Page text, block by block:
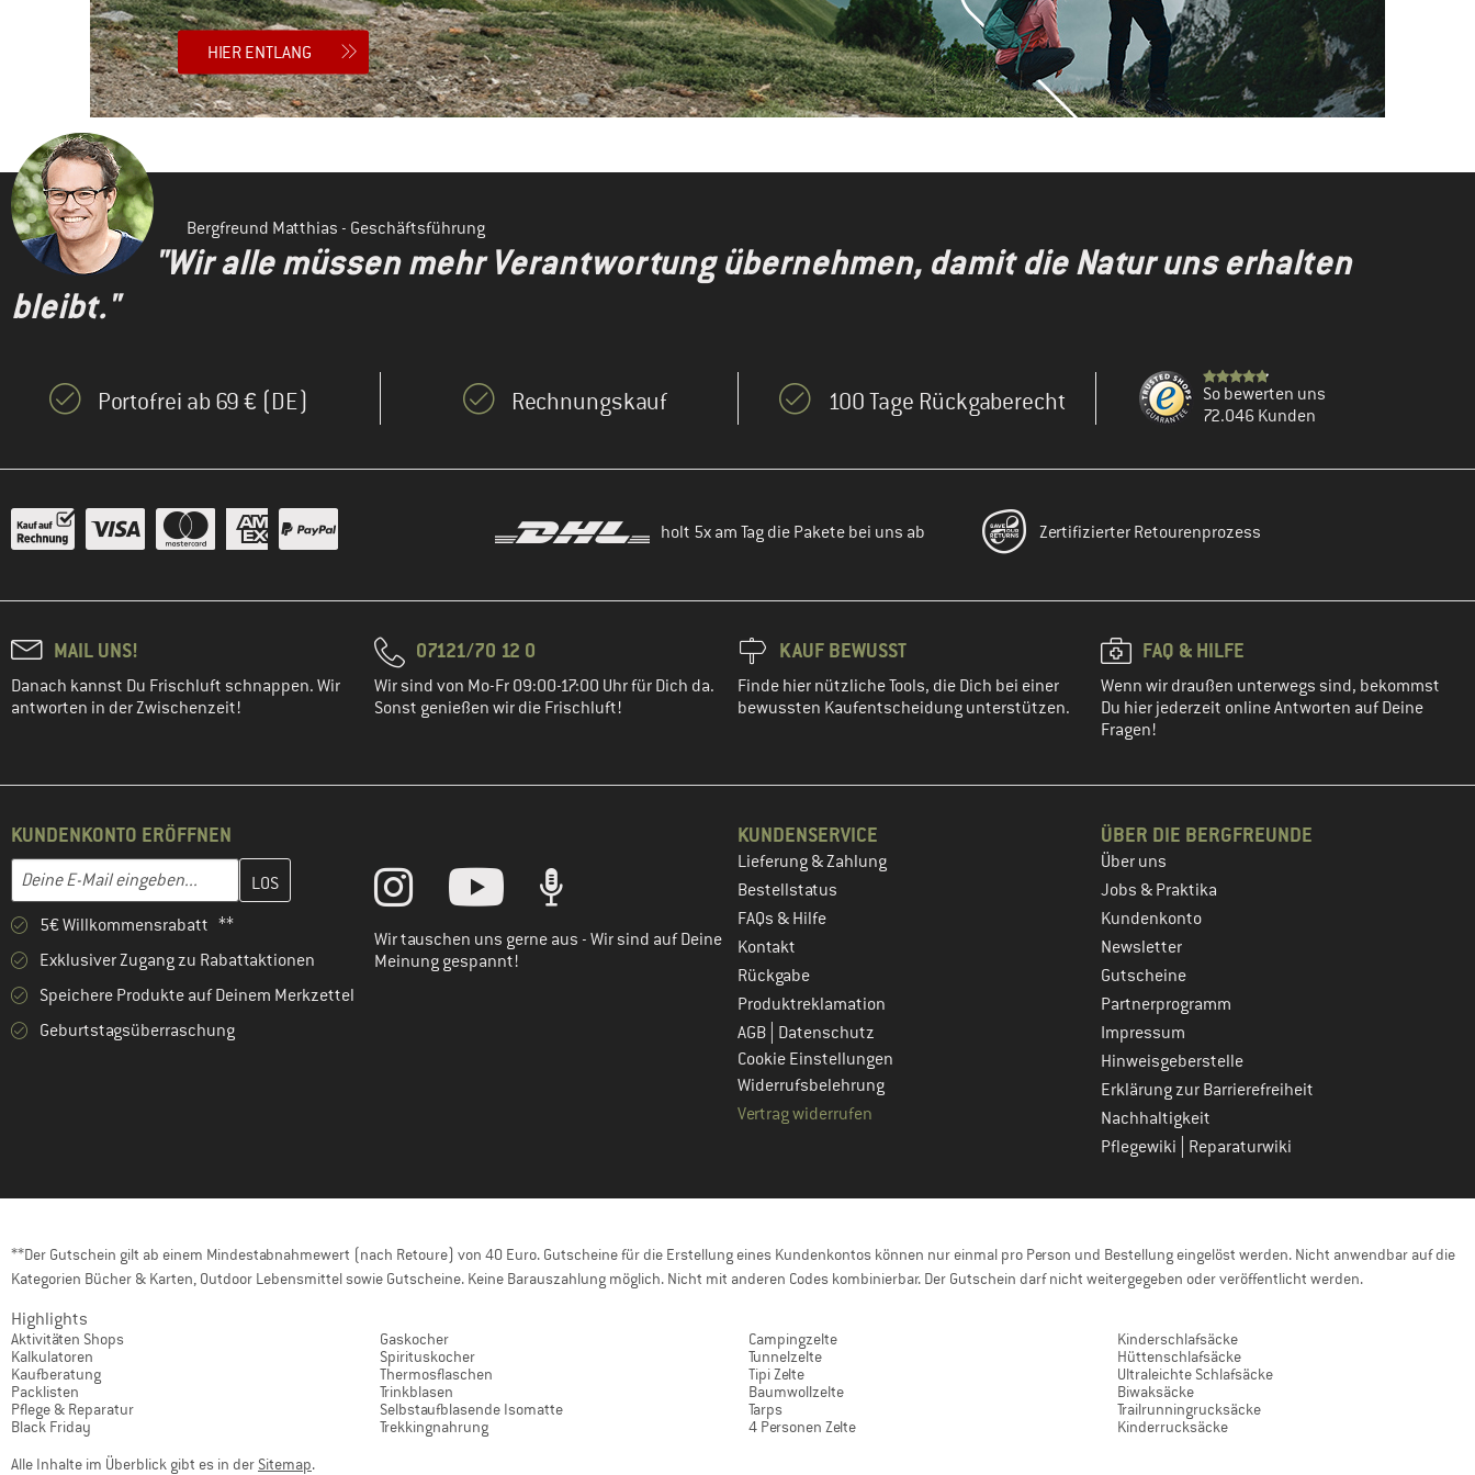
HIER ENTLANG
Bergfreund Matthias - Geschäftsführung
"Wir alle müssen mehr Verantwortung übernehmen, damit die Natur uns erhalten
bleibt."
Portofrei ab 69 € (DE) Rechnungskauf 100 Tage Rückgaberecht
So bewerten uns
72.046 Kunden
holt 5x am Tag die Pakete bei uns ab Zertifizierter Retourenprozess
MAIL UNS!
Danach kannst Du Frischluft schnappen. Wir
antworten in der Zwischenzeit!
07121/70 12 0
Wir sind von Mo-Fr 09:00-17:00 Uhr für Dich da.
Sonst genießen wir die Frischluft!
KAUF BEWUSST
Finde hier nützliche Tools, die Dich bei einer
bewussten Kaufentscheidung unterstützen.
FAQ & HILFE
Wenn wir draußen unterwegs sind, bekommst
Du hier jederzeit online Antworten auf Deine
Fragen!
KUNDENKONTO ERÖFFNEN
E-Mail-Adresse
Gib hier deine E-Mail-Adresse ein und erstelle im nächsten Schritt dein Kundenkonto
5€ Willkommensrabatt **
Exklusiver Zugang zu Rabattaktionen
Speichere Produkte auf Deinem Merkzettel
Geburtstagsüberraschung
Wir tauschen uns gerne aus - Wir sind auf Deine
Meinung gespannt!
KUNDENSERVICE
Lieferung & Zahlung
Bestellstatus
FAQs & Hilfe
Kontakt
Rückgabe
Produktreklamation
AGB Datenschutz
Cookie Einstellungen
Widerrufsbelehrung
Vertrag widerrufen
ÜBER DIE BERGFREUNDE
Über uns
Jobs & Praktika
Kundenkonto
Newsletter
Gutscheine
Partnerprogramm
Impressum
Hinweisgeberstelle
Erklärung zur Barrierefreiheit
Nachhaltigkeit
Pflegewiki
Reparaturwiki
**Der Gutschein gilt ab einem Mindestabnahmewert (nach Retoure) von 40 Euro. Gutscheine für die Erstellung eines Kundenkontos können nur einmal pro Person und Bestellung eingelöst werden. Nicht anwendbar auf die
Kategorien Bücher & Karten, Outdoor Lebensmittel sowie Gutscheine. Keine Barauszahlung möglich. Nicht mit anderen Codes kombinierbar. Der Gutschein darf nicht weitergegeben oder veröffentlicht werden.
Highlights
Aktivitäten Shops
Kalkulatoren
Kaufberatung
Packlisten
Pflege & Reparatur
Black Friday
Gaskocher
Spirituskocher
Thermosflaschen
Trinkblasen
Selbstaufblasende Isomatte
Trekkingnahrung
Campingzelte
Tunnelzelte
Tipi Zelte
Baumwollzelte
Tarps
4 Personen Zelte
Kinderschlafsäcke
Hüttenschlafsäcke
Ultraleichte Schlafsäcke
Biwaksäcke
Trailrunningrucksäcke
Kinderrucksäcke
Alle Inhalte im Überblick gibt es in der Sitemap.